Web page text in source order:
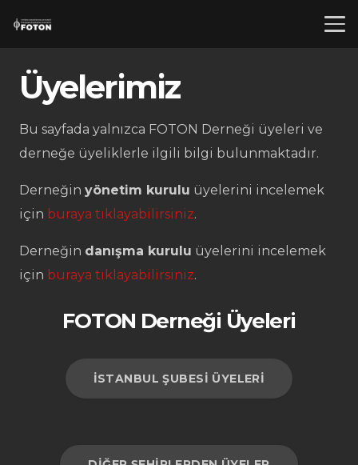
Üyelerimiz
Bu sayfada yalnızca FOTON Derneği üyeleri ve
derneğe üyeliklerle ilgili bilgi bulunmaktadır.
Derneğin yönetim kurulu üyelerini incelemek
için buraya tıklayabilirsiniz.
Derneğin danışma kurulu üyelerini incelemek
için buraya tıklayabilirsiniz.
FOTON Derneği Üyeleri
İSTANBUL ŞUBESI ÜYELERI